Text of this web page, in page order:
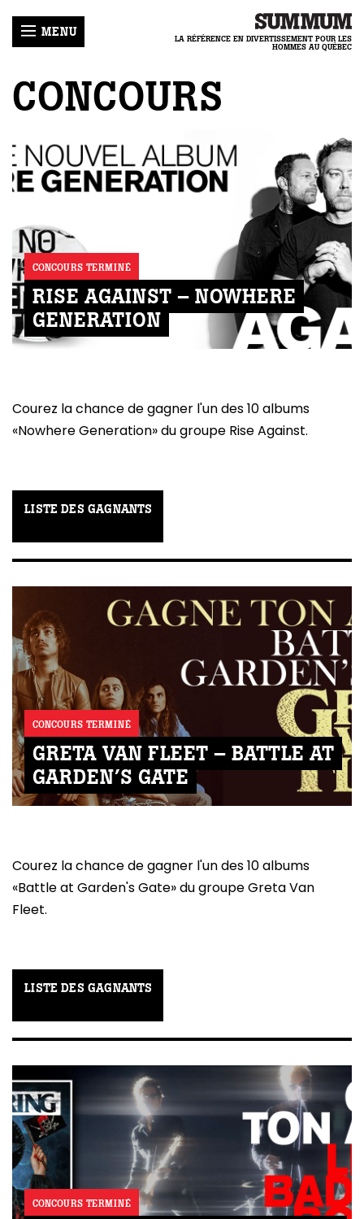
MENU
LA RÉFÉRENCE EN DIVERTISSEMENT POUR LES
HOMMES AU QUÉBEC
CONCOURS
CONCOURS TERMINÉ
RISE AGAINST – NOWHERE
GENERATION
Courez la chance de gagner l'un des 10 albums
«Nowhere Generation» du groupe Rise Against.
LISTE DES GAGNANTS
CONCOURS TERMINÉ
GRETA VAN FLEET – BATTLE AT
GARDEN’S GATE
Courez la chance de gagner l'un des 10 albums
«Battle at Garden's Gate» du groupe Greta Van
Fleet.
LISTE DES GAGNANTS
CONCOURS TERMINÉ